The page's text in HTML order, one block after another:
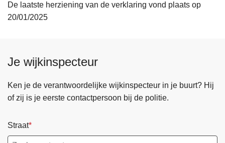
De laatste herziening van de verklaring vond plaats op
20/01/2025
Je wijkinspecteur
Ken je de verantwoordelijke wijkinspecteur in je buurt? Hij
of zij is je eerste contactpersoon bij de politie.
Straat